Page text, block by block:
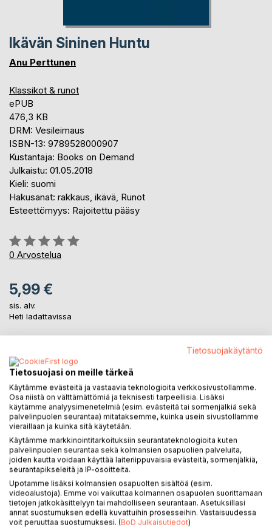
Ikävän Sininen Huntu
Anu Perttunen
Klassikot & runot
ePUB
476,3 KB
DRM: Vesileimaus
ISBN-13: 9789528000907
Kustantaja: Books on Demand
Julkaistu: 01.05.2018
Kieli: suomi
Hakusanat: rakkaus, ikävä, Runot
Esteettömyys: Rajoitettu pääsy
Arvostelu::
0%
0 Arvostelua
5,99 €
sis. alv.
Heti ladattavissa
Lisää muistilistalle
Arvostele tuote
KUVAUS
Tietosuojakäytäntö
Tietosuojasi on meille tärkeä
Käytämme evästeitä ja vastaavia teknologioita verkkosivustollamme.
Osa niistä on välttämättömiä ja teknisesti tarpeellisia. Lisäksi
käytämme analyysimenetelmiä (esim. evästeitä tai sormenjälkiä sekä
palvelinpuolen seurantaa) mitataksemme, kuinka usein sivustollamme
vieraillaan ja kuinka sitä käytetään.
Käytämme markkinointitarkoituksiin seurantateknologioita kuten
palvelinpuolen seurantaa sekä kolmansien osapuolien palveluita,
joiden kautta voidaan käyttää laiteriippuvaisia evästeitä, sormenjälkiä,
seurantapikseleitä ja IP-osoitteita.
Upotamme lisäksi kolmansien osapuolten sisältöä (esim.
videoalustoja). Emme voi vaikuttaa kolmannen osapuolen suorittamaan
tietojen jatkokäsittelyyn tai mahdolliseen seurantaan. Asetuksillasi
annat suostumuksen edellä kuvattuihin prosesseihin. Vastaisuudessa
voit peruuttaa suostumuksesi. (BoD Julkaisutiedot)